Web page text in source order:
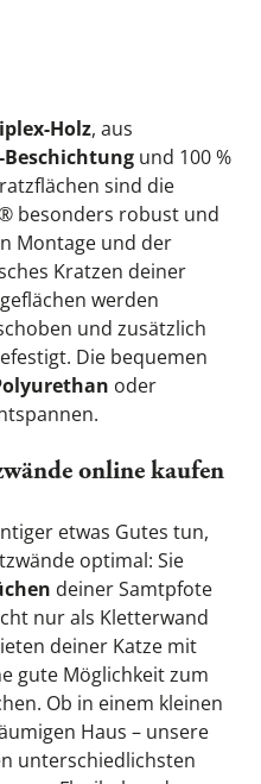
Holz
Beschichtung und 100 %
sind die
besonders robust und
Montage und der
Kratzen deiner
werden
und zusätzlich
Die bequemen
online kaufen
etwas Gutes tun,
optimal: Sie
deiner Samtpfote
nur als Kletterwand
deiner Katze mit
gute Möglichkeit zum
Ob in einem kleinen
Haus – unsere
unterschiedlichsten